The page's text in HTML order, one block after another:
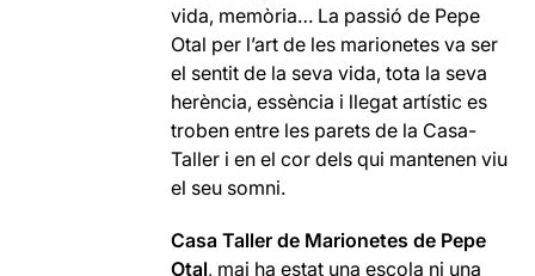
vida, memòria… La passió de Pepe
Otal per l’art de les marionetes va ser
el sentit de la seva vida, tota la seva
herència, essència i llegat artístic es
troben entre les parets de la Casa-
Taller i en el cor dels qui mantenen viu
el seu somni.
Casa Taller de Marionetes de Pepe
Otal, mai ha estat una escola ni una